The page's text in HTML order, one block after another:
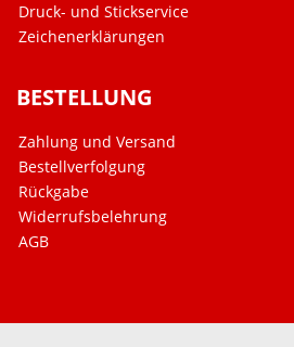
Druck- und Stickservice
Zeichenerklärungen
BESTELLUNG
Zahlung und Versand
Bestellverfolgung
Rückgabe
Widerrufsbelehrung
AGB